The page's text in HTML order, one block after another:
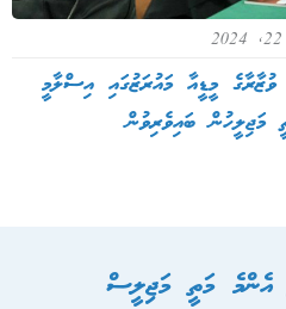
މީޑީއާ މައުރަޒުގައި އިސްލާމީ
މަޖިލީހުން ބައިވެރިވުން
މަތީ މަޖިލީސް